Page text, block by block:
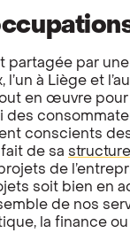
partagée par
à Liège et
en œuvre
des
conscients
de sa
de
soit bien en
de nos
la finance